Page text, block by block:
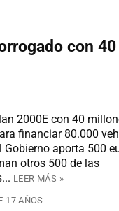
con 40
2000E con 40
financiar 80.000
Gobierno aporta 500
otros 500 de las
LEER MÁS »
17 AÑOS